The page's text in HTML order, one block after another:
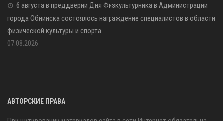
6 августа в преддверии Дня Физкультурника в Администрации
города Обнинска состоялось награждение специалистов в области
физической культуры и спорта.
07.08.2026
АВТОРСКИЕ ПРАВА